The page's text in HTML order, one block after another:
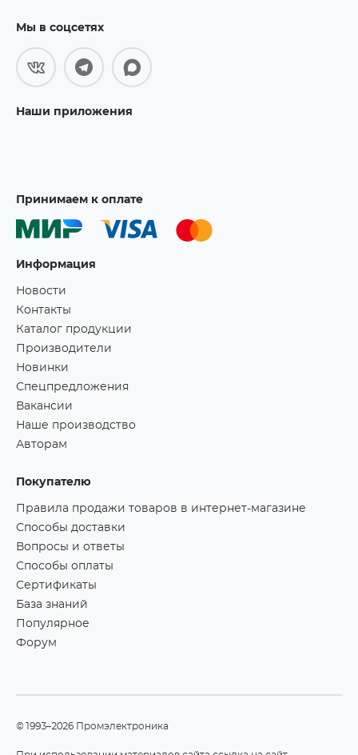
Мы в соцсетях
Наши приложения
Принимаем к оплате
Информация
Новости
Контакты
Каталог продукции
Производители
Новинки
Спецпредложения
Вакансии
Наше производство
Авторам
Покупателю
Правила продажи товаров в интернет-магазине
Способы доставки
Вопросы и ответы
Способы оплаты
Сертификаты
База знаний
Популярное
Форум
©1993–2026 Промэлектроника